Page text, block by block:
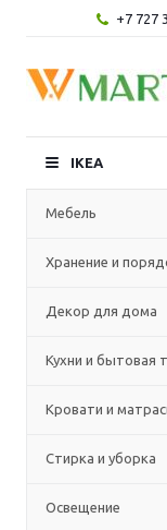
+7 727
IKEA
Мебель
Хранение и
Декор для дома
Кухни и бытовая
Кровати и
Стирка и уборка
Освещение